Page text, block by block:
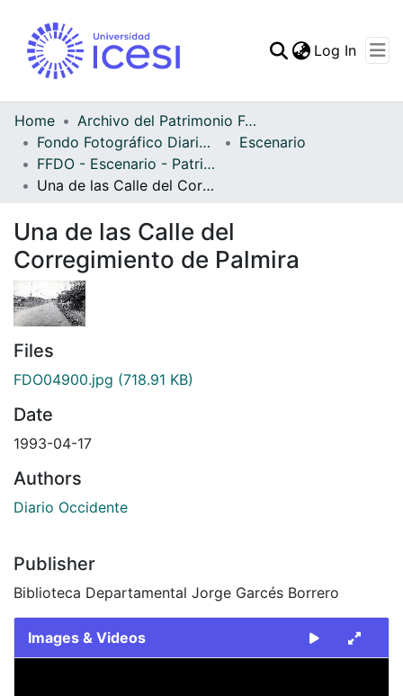
Statistics
Log In
Home
Archivo del Patrimonio Fotográfico y Fílmico del Valle del Cauca
Fondo Fotográfico Diario Occidente
Escenario
FFDO - Escenario - Patrimonial
Una de las Calle del Corregimiento de Palmira
Una de las Calle del
Corregimiento de Palmira
Files
FDO04900.jpg (718.91 KB)
Date
1993-04-17
Authors
Diario Occidente
Publisher
Biblioteca Departamental Jorge Garcés Borrero
Images & Videos